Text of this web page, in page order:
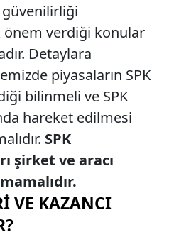
güvenilirliği
önem verdiği konular
Detaylara
piyasaların SPK
bilinmeli ve SPK
hareket edilmesi
SPK
şirket ve aracı
VE KAZANCI